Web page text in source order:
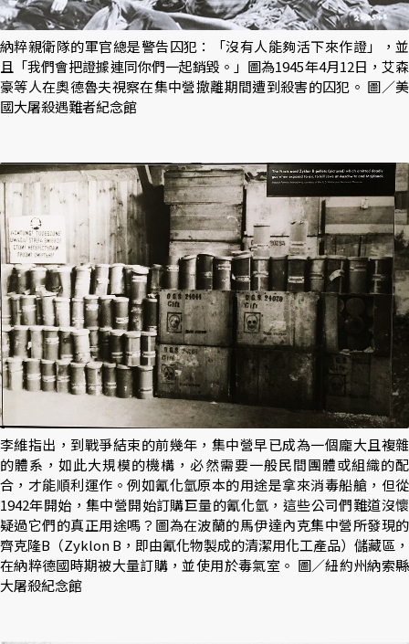
納粹親衛隊的軍官總是警告囚犯：「沒有人能夠活下來作證」，並
且「我們會把證據連同你們一起銷毀。」圖為1945年4月12日，艾森
豪等人在奧德魯夫視察在集中營撤離期間遭到殺害的囚犯。 圖／美
國大屠殺遇難者紀念館
李維指出，到戰爭結束的前幾年，集中營早已成為一個龐大且複雜
的體系，如此大規模的機構，必然需要一般民間團體或組織的配
合，才能順利運作。例如氰化氫原本的用途是拿來消毒船艙，但從
1942年開始，集中營開始訂購巨量的氰化氫，這些公司們難道沒懷
疑過它們的真正用途嗎？圖為在波蘭的馬伊達內克集中營所發現的
齊克隆B（Zyklon B，即由氰化物製成的清潔用化工產品）儲藏區，
在納粹德國時期被大量訂購，並使用於毒氣室。 圖／紐約州納索縣
大屠殺紀念館